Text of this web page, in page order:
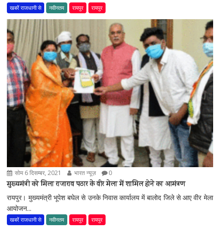
खबरें राजधानी से नवीनतम रायपुर रायपुर
सोम 6 दिसम्बर, 2021 भारत न्यूज़ 0
मुख्यमंत्री को मिला राजाराव पठार के वीर मेला में शामिल होने का आमंत्रण
रायपुर। मुख्यमंत्री भूपेश बघेल से उनके निवास कार्यालय में बालोद जिले से आए वीर मेला
आयोजन...
खबरें राजधानी से नवीनतम रायपुर रायपुर